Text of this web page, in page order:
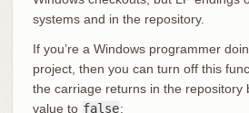
systems and in the repository.
If you’re a Windows programmer
project, then you can turn off this
the carriage returns in the repository
value to false: